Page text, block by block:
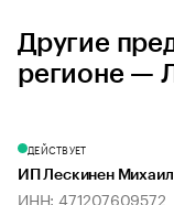
Другие
регионе —
ДЕЙСТВУЕТ
ИП Лескинен
ИНН: 471207609572